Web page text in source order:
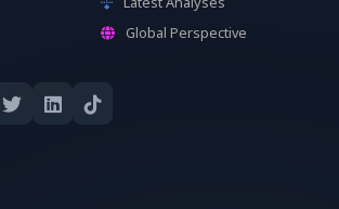
Global Perspective